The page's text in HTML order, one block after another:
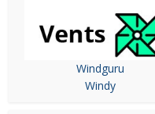
Windguru
Windy